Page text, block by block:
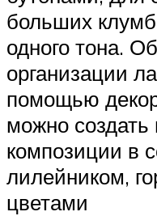
больших
одного тона.
организации
помощью
можно
композиции в
лилейником,
цветами